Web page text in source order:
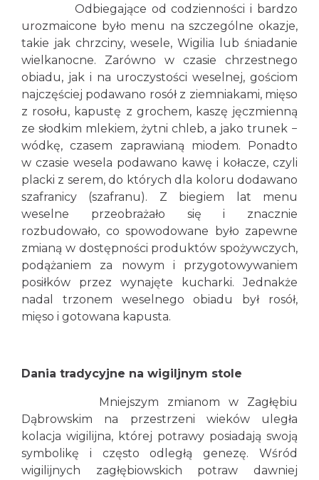
Odbiegające od codzienności i bardzo
urozmaicone było menu na szczególne okazje,
takie jak chrzciny, wesele, Wigilia lub śniadanie
wielkanocne. Zarówno w czasie chrzestnego
obiadu, jak i na uroczystości weselnej, gościom
najczęściej podawano rosół z ziemniakami, mięso
z rosołu, kapustę z grochem, kaszę jęczmienną
ze słodkim mlekiem, żytni chleb, a jako trunek −
wódkę, czasem zaprawianą miodem. Ponadto
w czasie wesela podawano kawę i kołacze, czyli
placki z serem, do których dla koloru dodawano
szafranicy (szafranu). Z biegiem lat menu
weselne przeobrażało się i znacznie
rozbudowało, co spowodowane było zapewne
zmianą w dostępności produktów spożywczych,
podążaniem za nowym i przygotowywaniem
posiłków przez wynajęte kucharki. Jednakże
nadal trzonem weselnego obiadu był rosół,
mięso i gotowana kapusta.
Dania tradycyjne na wigiljnym stole
Mniejszym zmianom w Zagłębiu
Dąbrowskim na przestrzeni wieków uległa
kolacja wigilijna, której potrawy posiadają swoją
symbolikę i często odległą genezę. Wśród
wigilijnych zagłębiowskich potraw dawniej